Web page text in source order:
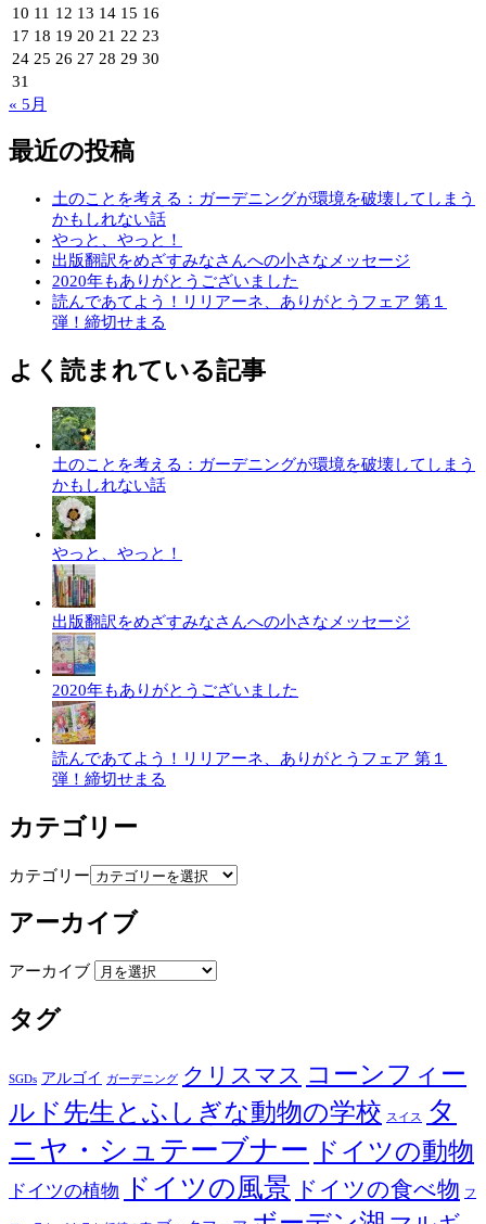
10 11 12 13 14 15 16
17 18 19 20 21 22 23
24 25 26 27 28 29 30
31
« 5月
最近の投稿
土のことを考える：ガーデニングが環境を破壊してしまう
かもしれない話
やっと、やっと！
出版翻訳をめざすみなさんへの小さなメッセージ
2020年もありがとうございました
読んであてよう！リリアーネ、ありがとうフェア 第１
弾！締切せまる
よく読まれている記事
土のことを考える：ガーデニングが環境を破壊してしまう
かもしれない話
やっと、やっと！
出版翻訳をめざすみなさんへの小さなメッセージ
2020年もありがとうございました
読んであてよう！リリアーネ、ありがとうフェア 第１
弾！締切せまる
カテゴリー
カテゴリー
アーカイブ
アーカイブ
タグ
SGDs アルゴイ ガーデニング クリスマス コーンフィー
ルド先生とふしぎな動物の学校 スイス
タ
ニヤ・シュテーブナー ドイツの動物
ドイツの植物 ドイツの風景 ドイツの食べ物 フ